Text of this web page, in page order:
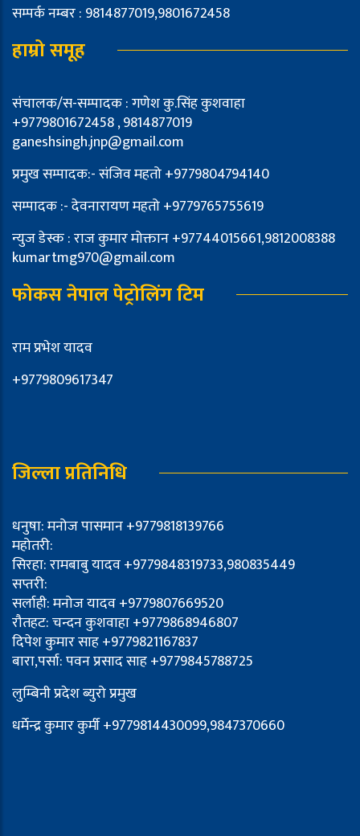
सम्पर्क नम्बर : 9814877019,9801672458
हाम्रो समूह
संचालक/स-सम्पादक : गणेश कु.सिंह कुशवाहा
+9779801672458 , 9814877019
ganeshsingh.jnp@gmail.com
प्रमुख सम्पादक:- संजिव महतो +9779804794140
सम्पादक :- देवनारायण महतो +9779765755619
न्युज डेस्क : राज कुमार मोक्तान +97744015661,9812008388
kumartmg970@gmail.com
फोकस नेपाल पेट्रोलिंग टिम
राम प्रभेश यादव
+9779809617347
जिल्ला प्रतिनिधि
धनुषा: मनोज पासमान +9779818139766
महोतरी:
सिरहा: रामबाबु यादव +9779848319733,980835449
सप्तरी:
सर्लाही: मनोज यादव +9779807669520
रौतहट: चन्दन कुशवाहा +9779868946807
दिपेश कुमार साह +9779821167837
बारा,पर्सा: पवन प्रसाद साह +9779845788725
लुम्बिनी प्रदेश ब्युरो प्रमुख
धर्मेन्द्र कुमार कुर्मी +9779814430099,9847370660